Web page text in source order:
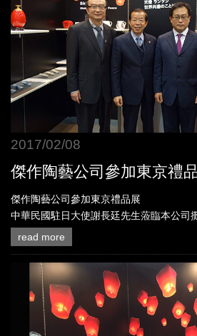
2017/02/08
傑作陶藝公司參加東京禮
傑作陶藝公司參加東京禮品展
中華民國駐日大使謝長廷先生蒞臨本公司
read more